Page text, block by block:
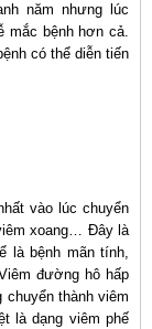
năm nhưng lúc
mắc bệnh hơn cả.
có thể diễn tiến
vào lúc chuyển
xoang… Đây là
là bệnh mãn tính,
đường hô hấp
thành viêm
là dạng viêm phế